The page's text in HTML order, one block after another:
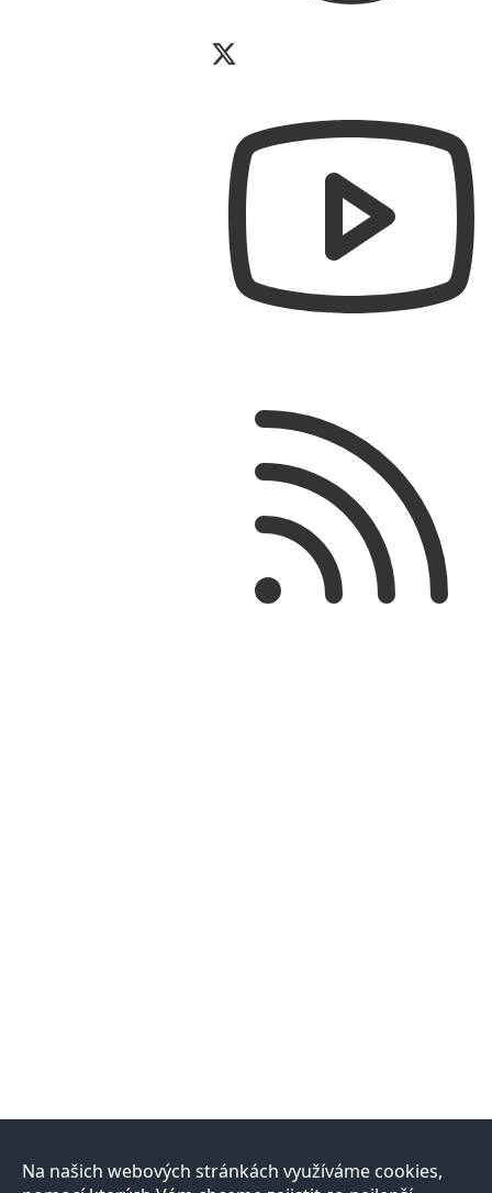
Na našich webových stránkách využíváme cookies,